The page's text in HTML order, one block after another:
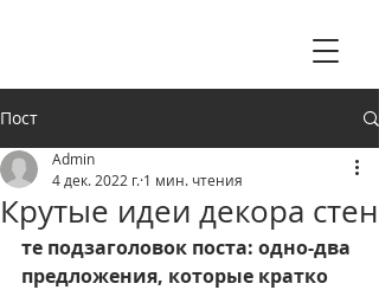
Пост
Крутые идеи декора стен
Admin
4 дек. 2022 г. 1 мин. чтения
те подзаголовок поста: одно-два
предложения, которые кратко